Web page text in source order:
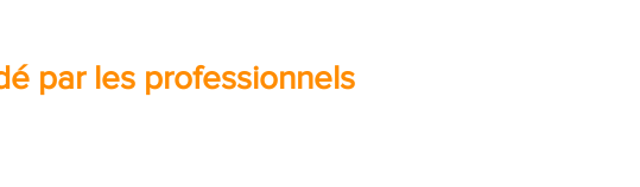
par les professionnels